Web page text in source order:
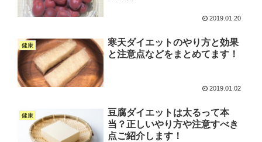
2019.01.20
健康
寒天ダイエットのやり方と効果
と注意点などをまとめてます！
2019.01.02
健康
豆腐ダイエットは太るって本
当？正しいやり方や注意すべき
点ご紹介します！